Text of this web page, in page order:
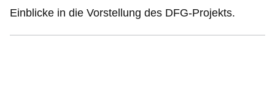
Einblicke in die Vorstellung des DFG-Projekts.